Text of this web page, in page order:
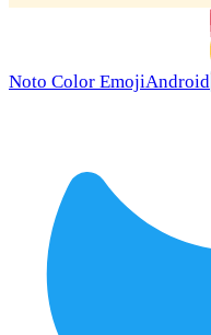
Noto Color EmojiAndroid